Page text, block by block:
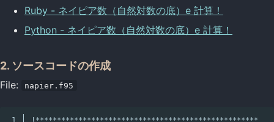
Ruby - ネイピア数（自然対数の底）e 計算！
Python - ネイピア数（自然対数の底）e 計算！
2. ソースコードの作成
File: napier.f95
1
!****************************************************